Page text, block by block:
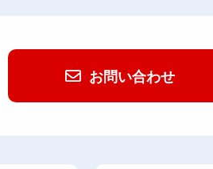
お問い合わせ